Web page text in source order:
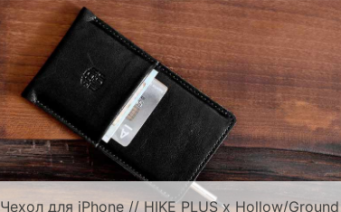
Чехол для iPhone // HIKE PLUS x Hollow/Ground